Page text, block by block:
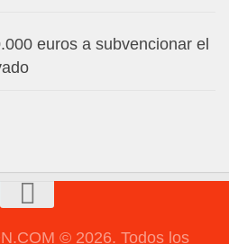
euros a subvencionar el
© 2026. Todos los